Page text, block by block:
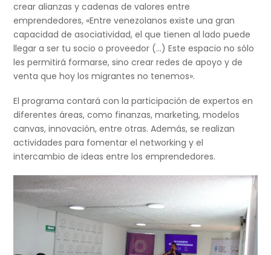
crear alianzas y cadenas de valores entre
emprendedores, «Entre venezolanos existe una gran
capacidad de asociatividad, el que tienen al lado puede
llegar a ser tu socio o proveedor (…) Este espacio no sólo
les permitirá formarse, sino crear redes de apoyo y de
venta que hoy los migrantes no tenemos».
El programa contará con la participación de expertos en
diferentes áreas, como finanzas, marketing, modelos
canvas, innovación, entre otras. Además, se realizan
actividades para fomentar el networking y el
intercambio de ideas entre los emprendedores.